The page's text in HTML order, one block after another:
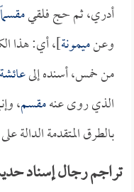
أدري، ثم حج فلقيمقسماً
وعنميمونة]، أي: هذا
من خمس، أسنده إلىعائشة
الذي روى عنهمقسم،
بالطرق المتقدمة الدالة
تراجم رجال إسناد